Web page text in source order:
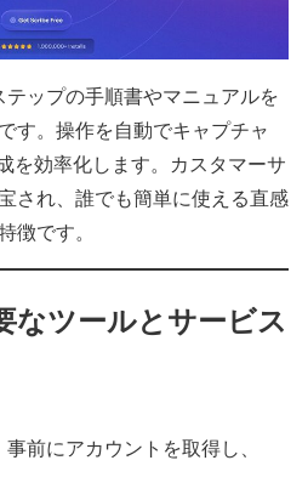
テップの手順書やマニュアルを
す。操作を自動でキャプチャ
を効率化します。カスタマーサ
され、誰でも簡単に使える直感
徴です。
なツールとサービス
事前にアカウントを取得し、